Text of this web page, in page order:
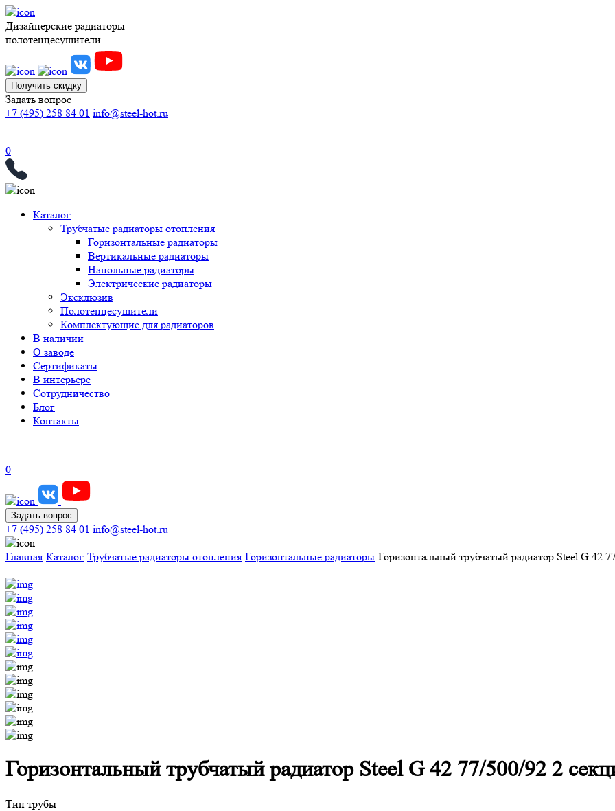
Дизайнерские радиаторы
полотенцесушители
Получить скидку
Задать вопрос
+7 (495) 258 84 01 info@steel-hot.ru
0
Каталог
Трубчатые радиаторы отопления
Горизонтальные радиаторы
Вертикальные радиаторы
Напольные радиаторы
Электрические радиаторы
Эксклюзив
Полотенцесушители
Комплектующие для радиаторов
В наличии
О заводе
Сертификаты
В интерьере
Сотрудничество
Блог
Контакты
0
Задать вопрос
+7 (495) 258 84 01 info@steel-hot.ru
Главная-Каталог-Трубчатые радиаторы отопления-Горизонтальные радиаторы-Горизонтальный трубчатый радиатор Steel G 42
Горизонтальный трубчатый радиатор Steel G 42 77/500/92 2
Тип трубы